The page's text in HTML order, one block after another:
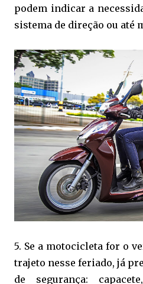
podem indicar a
sistema de direção ou até
5. Se a motocicleta for o
trajeto nesse feriado, já
de segurança: